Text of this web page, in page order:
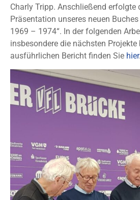
Charly Tripp. Anschließend erfolgte
Präsentation unseres neuen
1969 – 1974“. In der folgenden
insbesondere die nächsten Projekte
ausführlichen Bericht finden Sie hier.